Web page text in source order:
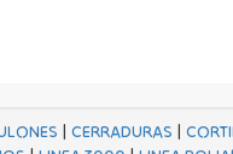
| CERRADURAS |